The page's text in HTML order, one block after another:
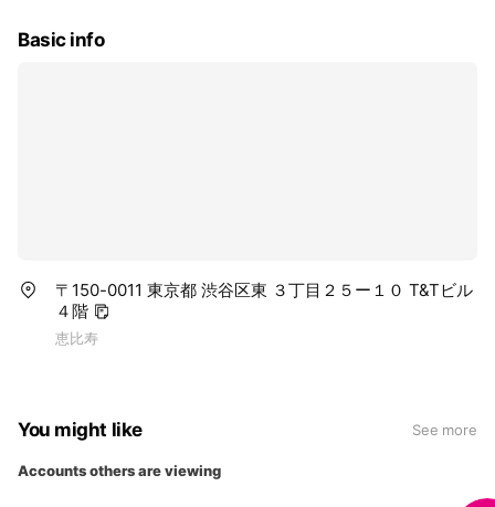
Basic info
〒150-0011 東京都 渋谷区東 ３丁目２５ー１０ T&Tビル
４階
恵比寿
You might like See more
Accounts others are viewing